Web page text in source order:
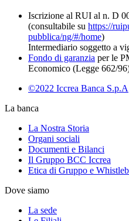
Iscrizione al RUI al n. D
(consultabile su https://
pubblica/ng/#/home)
Intermediario soggetto a
Fondo di garanzia per le
Economico (Legge 662/
©2022 Iccrea Banca S.p.A
La banca
La Nostra Storia
Organi sociali
Documenti e Bilanci
Il Gruppo BCC Iccrea
Etica di Gruppo e
Dove siamo
La sede